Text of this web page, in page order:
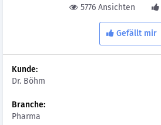
5776 Ansichten
Gefällt mir
Kunde:
Dr. Böhm
Branche:
Pharma